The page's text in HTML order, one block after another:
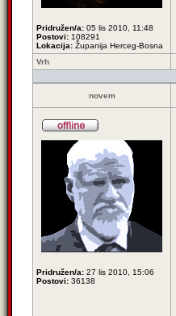
Pridružen/a: 05 lis 2010, 11:48
Postovi: 108291
Lokacija: Županija Herceg-Bosna
Vrh
novem
Pridružen/a: 27 lis 2010, 15:06
Postovi: 36138